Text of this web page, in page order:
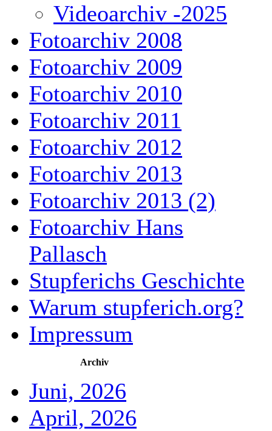
Videoarchiv -2025
Fotoarchiv 2008
Fotoarchiv 2009
Fotoarchiv 2010
Fotoarchiv 2011
Fotoarchiv 2012
Fotoarchiv 2013
Fotoarchiv 2013 (2)
Fotoarchiv Hans
Pallasch
Stupferichs Geschichte
Warum stupferich.org?
Impressum
Archiv
Juni, 2026
April, 2026